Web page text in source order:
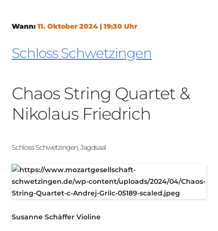
Wann: 11. Oktober 2024 | 19:30 Uhr
Schloss Schwetzingen
Chaos String Quartet &
Nikolaus Friedrich
Schloss Schwetzingen, Jagdsaal
Susanne Schäffer Violine